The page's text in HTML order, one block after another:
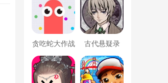
内置菜单版
贪吃蛇大作战
破解版
古代悬疑录